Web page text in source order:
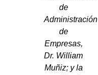
de
Administración
de
Empresas,
Dr. William
Muñiz; y la